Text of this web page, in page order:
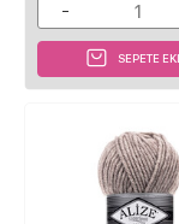
SEPETE